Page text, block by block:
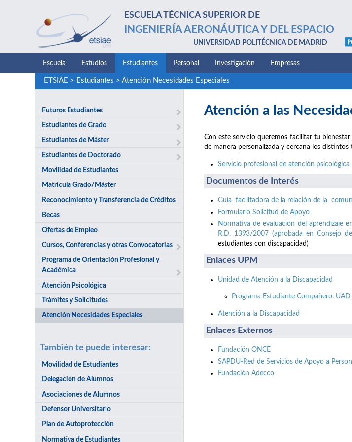
ESCUELA TÉCNICA SUPERIOR DE
INGENIERÍA AERONÁUTICA Y DEL ESPACIO
UNIVERSIDAD POLITÉCNICA DE MADRID
Escuela Estudios Estudiantes Personal Investigación Empresas
ETSIAE > Estudiantes > Atención Necesidades Especiales
Futuros Estudiantes
Estudiantes de Grado
Estudiantes de Máster
Estudiantes de Doctorado
Movilidad de Estudiantes
Matrícula Grado/Máster
Reconocimiento y Transferencia de Créditos
Becas
Ofertas de Empleo
Cursos, Conferencias y otras Convocatorias
Programa de Orientación Profesional y
Académica
Atención Psicológica
Trámites y Solicitudes
Atención Necesidades Especiales
También te puede interesar:
Movilidad de Estudiantes
Delegación de Alumnos
Asociaciones de Alumnos
Defensor Universitario
Plan de Autoprotección
Normativa de Estudiantes
Atención a las
Con este servicio queremos facilitar tu
de manera personalizada y cercana los
Servicio profesional de atención psicológica
Documentos de Interés
Guía facilitadora de la relación de la
Formulario Solicitud de Apoyo
Normativa de evaluación del aprendizaje
R.D. 1393/2007 (aprobada en Consejo
estudiantes con discapacidad)
Enlaces UPM
Unidad de Atención a la Discapacidad
Programa Estudiante Compañero.
Atención a la Discapacidad
Enlaces Externos
Fundación ONCE
SAPDU-Red de Servicios de Apoyo a
Fundación Adecco